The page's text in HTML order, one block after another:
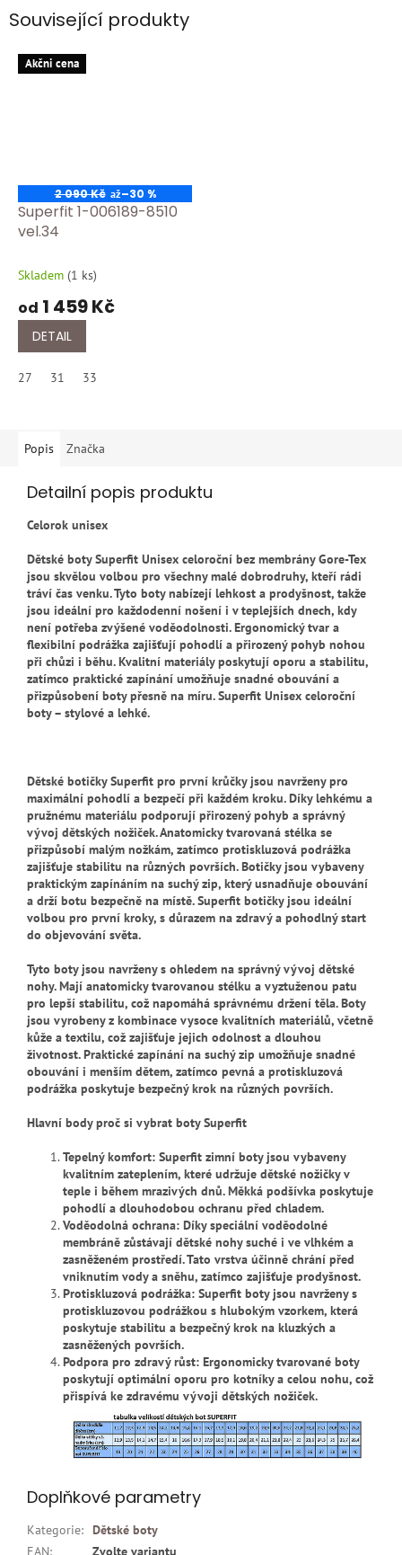
Související produkty
Akčni cena
2 090 Kč až–30 %
Superfit 1-006189-8510
vel.34
Skladem (1 ks)
od 1 459 Kč
DETAIL
27 31 33
Popis Značka
Detailní popis produktu
Celorok unisex
Dětské boty Superfit Unisex celoroční bez membrány Gore-Tex
jsou skvělou volbou pro všechny malé dobrodruhy, kteří rádi
tráví čas venku. Tyto boty nabízejí lehkost a prodyšnost, takže
jsou ideální pro každodenní nošení i v teplejších dnech, kdy
není potřeba zvýšené voděodolnosti. Ergonomický tvar a
flexibilní podrážka zajišťují pohodlí a přirozený pohyb nohou
při chůzi i běhu. Kvalitní materiály poskytují oporu a stabilitu,
zatímco praktické zapínání umožňuje snadné obouvání a
přizpůsobení boty přesně na míru. Superfit Unisex celoroční
boty – stylové a lehké.
Dětské botičky Superfit pro první krůčky jsou navrženy pro
maximální pohodlí a bezpečí při každém kroku. Díky lehkému a
pružnému materiálu podporují přirozený pohyb a správný
vývoj dětských nožiček. Anatomicky tvarovaná stélka se
přizpůsobí malým nožkám, zatímco protiskluzová podrážka
zajišťuje stabilitu na různých površích. Botičky jsou vybaveny
praktickým zapínáním na suchý zip, který usnadňuje obouvání
a drží botu bezpečně na místě. Superfit botičky jsou ideální
volbou pro první kroky, s důrazem na zdravý a pohodlný start
do objevování světa.
Tyto boty jsou navrženy s ohledem na správný vývoj dětské
nohy. Mají anatomicky tvarovanou stélku a vyztuženou patu
pro lepší stabilitu, což napomáhá správnému držení těla. Boty
jsou vyrobeny z kombinace vysoce kvalitních materiálů, včetně
kůže a textilu, což zajišťuje jejich odolnost a dlouhou
životnost. Praktické zapínání na suchý zip umožňuje snadné
obouvání i menším dětem, zatímco pevná a protiskluzová
podrážka poskytuje bezpečný krok na různých površích.
Hlavní body proč si vybrat boty Superfit
Tepelný komfort: Superfit zimní boty jsou vybaveny
kvalitním zateplením, které udržuje dětské nožičky v
teple i během mrazivých dnů. Měkká podšívka poskytuje
pohodlí a dlouhodobou ochranu před chladem.
Voděodolná ochrana: Díky speciální voděodolné
membráně zůstávají dětské nohy suché i ve vlhkém a
zasněženém prostředí. Tato vrstva účinně chrání před
vniknutím vody a sněhu, zatímco zajišťuje prodyšnost.
Protiskluzová podrážka: Superfit boty jsou navrženy s
protiskluzovou podrážkou s hlubokým vzorkem, která
poskytuje stabilitu a bezpečný krok na kluzkých a
zasněžených površích.
Podpora pro zdravý růst: Ergonomicky tvarované boty
poskytují optimální oporu pro kotníky a celou nohu, což
přispívá ke zdravému vývoji dětských nožiček.
Doplňkové parametry
Kategorie: Dětské boty